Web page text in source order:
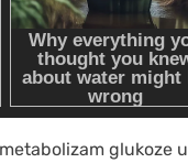
glukoze u